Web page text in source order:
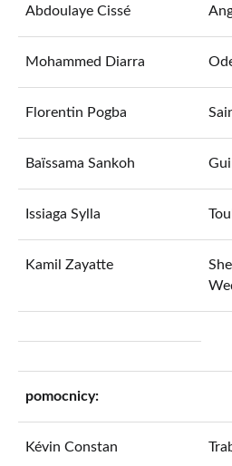
Abdoulaye Cissé
Mohammed Diarra
Florentin Pogba
Baïssama Sankoh
Issiaga Sylla
Kamil Zayatte
pomocnicy:
Kévin Constan